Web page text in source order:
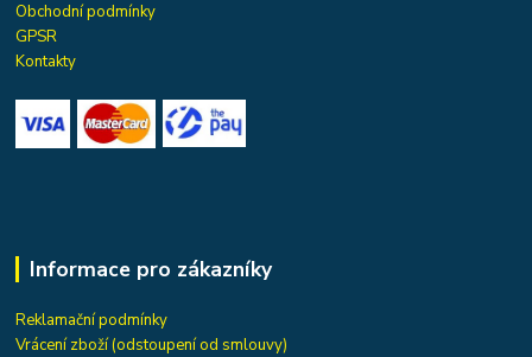
Obchodní podmínky
GPSR
Kontakty
Informace pro zákazníky
Reklamační podmínky
Vrácení zboží (odstoupení od smlouvy)